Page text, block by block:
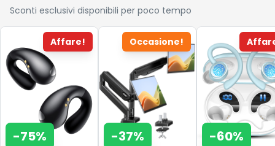
Sconti esclusivi disponibili per poco tempo
Affare!
-75%
Occasione!
-37% -60%